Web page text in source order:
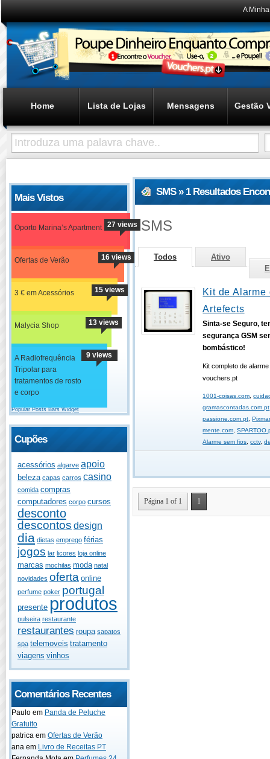
A
Home Lista de Lojas Mensagens Gestão
Mais Vistos
Oporto Marina’s Apartment 27 views
Ofertas de Verão 16 views
3 € em Acessórios 15 views
Malycia Shop 13 views
A Radiofrequência
Tripolar para
tratamentos de rosto
e corpo
9 views
Popular Posts Bars Widget
Cupões
acessórios algarve apoio
beleza capas carros casino
comida compras
computadores corpo cursos
desconto
descontos design
dia dietas emprego férias
jogos lar licores loja online
marcas mochilas moda natal
novidades oferta online
perfume poker portugal
presente produtos
pulseira restaurante
restaurantes roupa sapatos
spa telemoveis tratamento
viagens vinhos
Comentários Recentes
Paulo em Panda de Peluche
Gratuito
patrica em Ofertas de Verão
ana em Livro de Receitas PT
SMS » 1 Resultados
SMS
Todos
Ativo
Kit de Alarme
Artefects
Sinta-se Seguro,
segurança GSM
bombástico!
Kit completo de
vouchers.pt
1001-coisas.com ,
gramascontadas.com.pt
passione.com.pt ,
mente.com ,
Alarme sem fios ,cctv,
Página 1 of 1 1